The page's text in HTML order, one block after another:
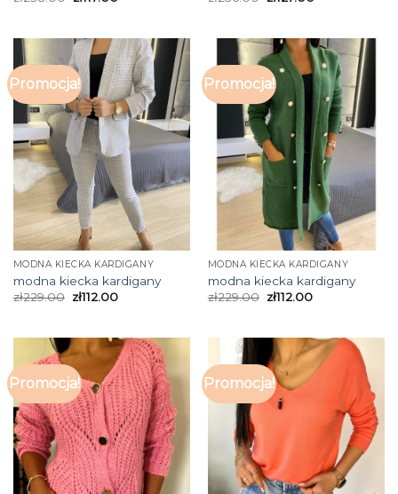
Promocja!
MODNA KIECKA KARDIGANY
modna kiecka kardigany
zł229.00 zł112.00
Promocja!
MODNA KIECKA KARDIGANY
modna kiecka kardigany
zł229.00 zł112.00
Promocja! Promocja!